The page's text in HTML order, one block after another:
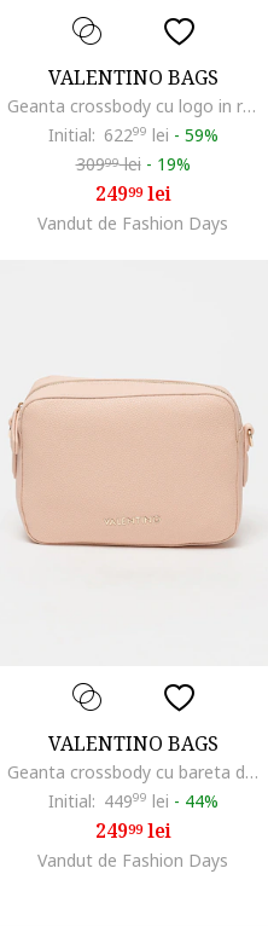
VALENTINO BAGS
Geanta crossbody cu logo in relief, Negru
Initial: 62299 lei - 59%
30999lei - 19%
24999lei
Vandut de Fashion Days
VALENTINO BAGS
Geanta crossbody cu bareta detasabila Brixton, Piersica
Initial: 44999 lei - 44%
24999lei
Vandut de Fashion Days